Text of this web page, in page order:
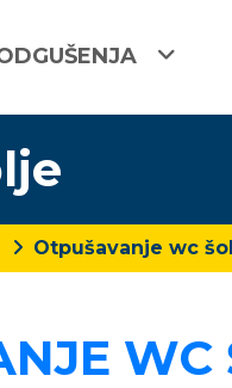
Otpušavanje wc
WC